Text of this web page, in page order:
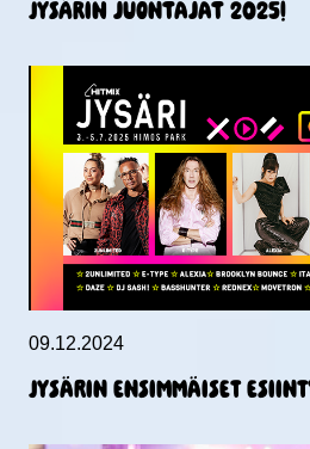
Jysärin juontajat 2025!
09.12.2024
JYSÄRIN ENSIMMÄISET